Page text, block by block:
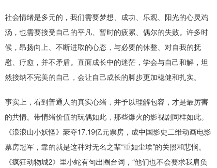
社会情绪是多元的，我们需要梦想、成功、乐观、阳光的心灵鸡
汤，也需要接受自己的平凡、暂时的疲累、偶尔的失败。许多时
候，昂扬向上、不断进取的心态，与必要的休整、对自我的抚
慰、疗愈，并不矛盾。直面成长中的迷茫，学会与自己和解，坦
然接纳不完美的自己，会让自己成长的脚步更加稳健和扎实。
事实上，看到普通人的真实心绪，并予以理解包容，才是最厉害
的共情。带情绪价值的玩偶如此，那些爆火的影视剧同样如此。
《浪浪山小妖怪》豪夺17.19亿元票房，成中国影史二维动画电影
票房冠军，靠的就是这种对无名之辈“重如尘埃”的关照和悲悯。
《疯狂动物城2》里小蛇有句出圈台词，“他们也不会要求我肩负